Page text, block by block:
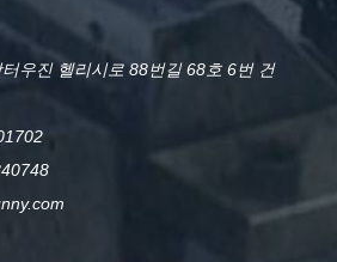
우진 헬리시로 88번길 68호 6번 건